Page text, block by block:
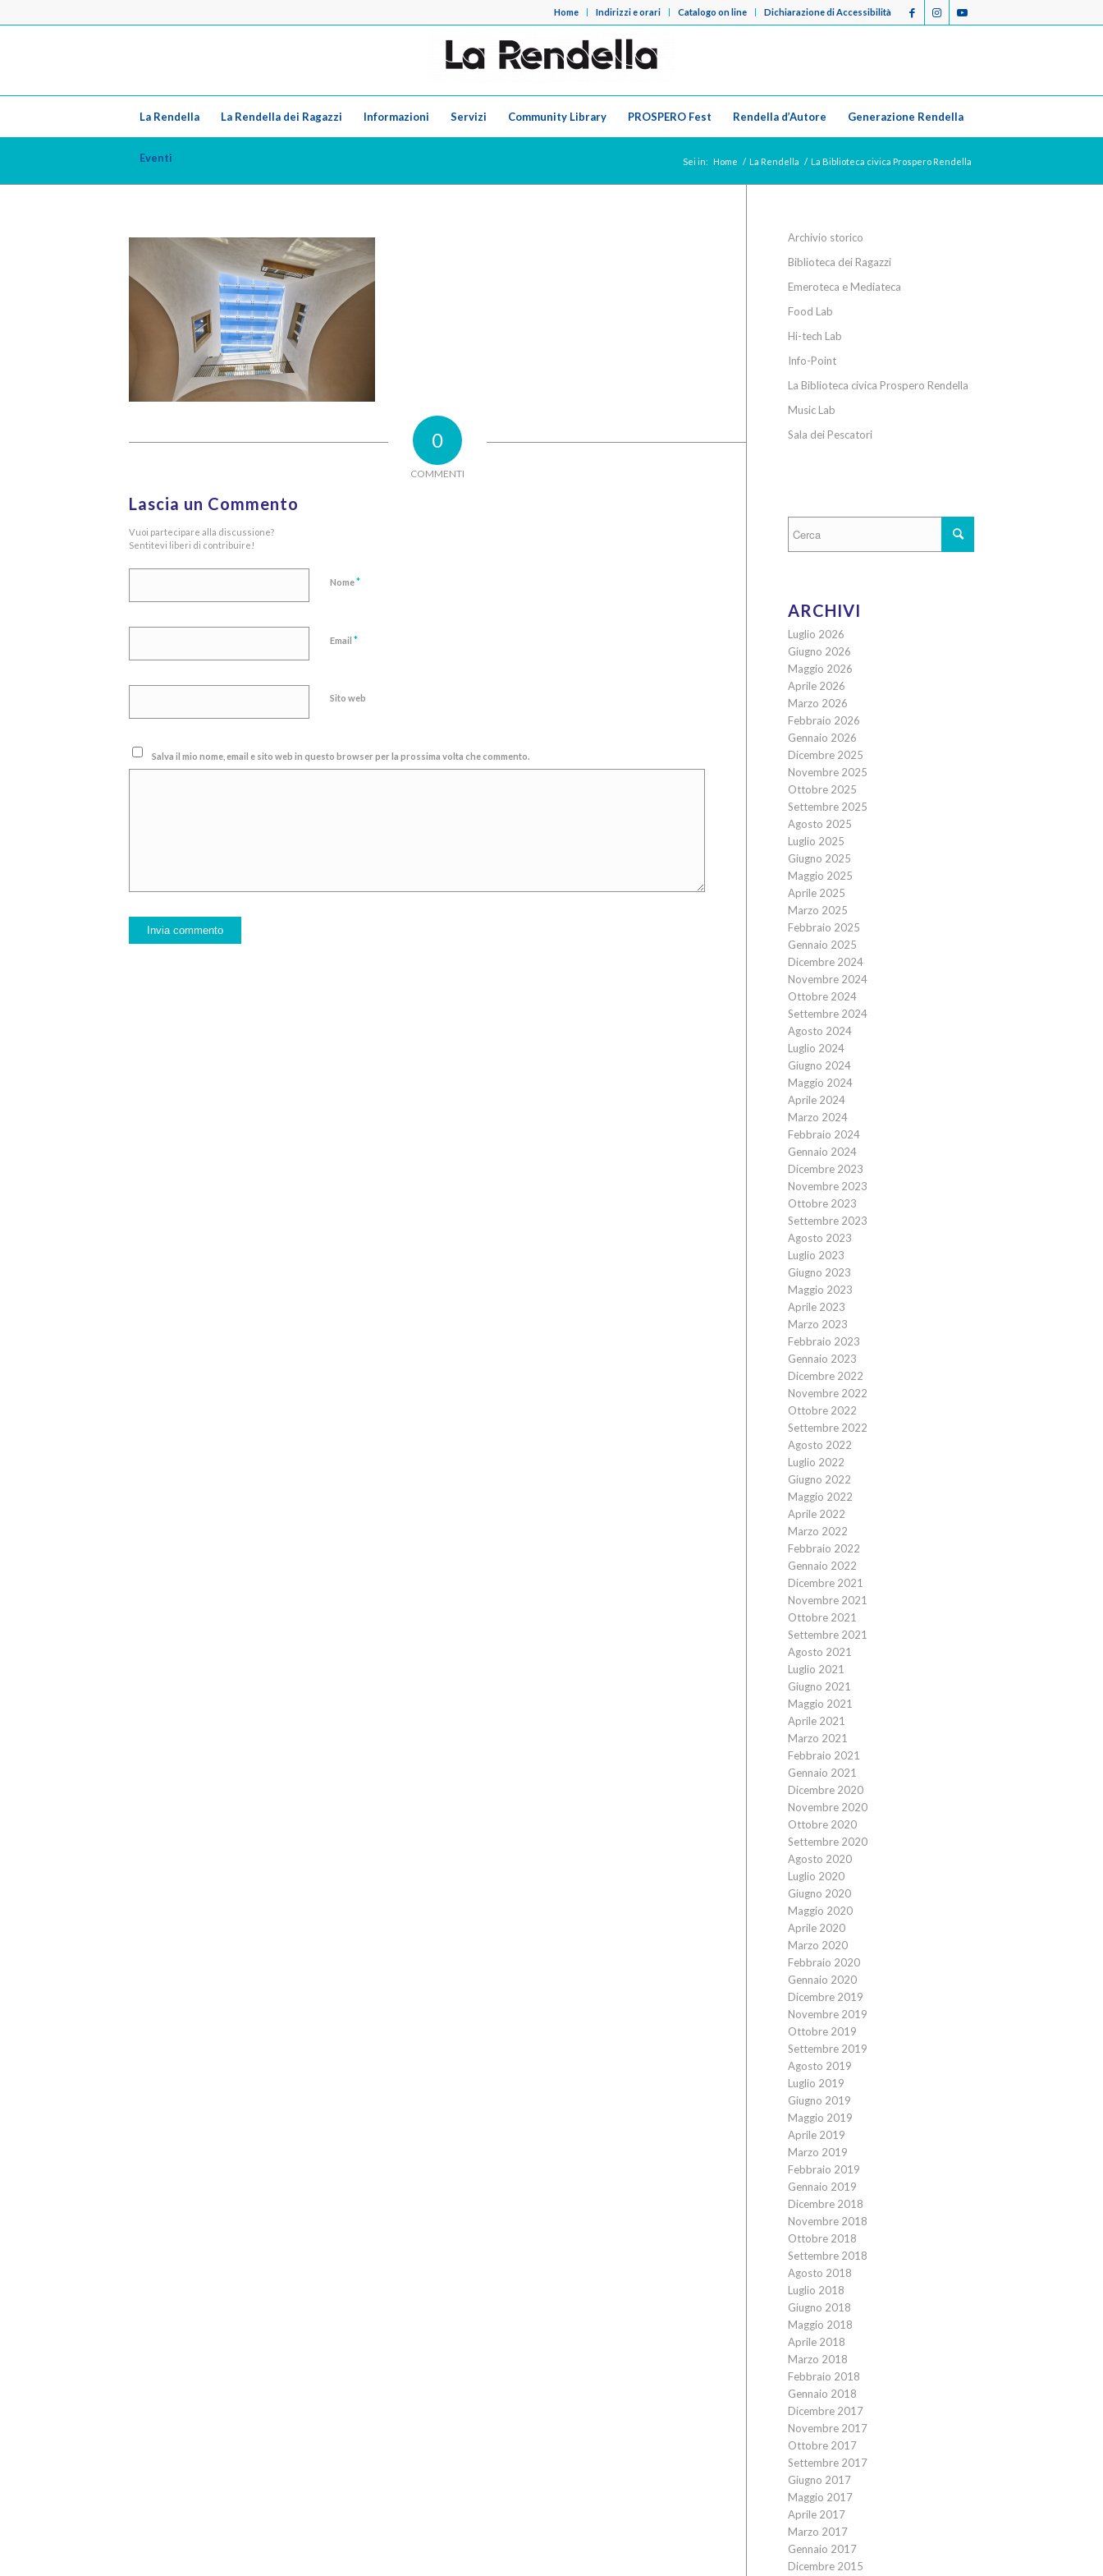
Home Indirizzi e orari Catalogo on line Dichiarazione di Accessibilità
La Rendella La Rendella dei Ragazzi Informazioni Servizi Community Library PROSPERO Fest Rendella d’Autore Generazione Rendella
Eventi Sei in: Home / La Rendella / La Biblioteca civica Prospero Rendella
0
COMMENTI
Lascia un Commento
Vuoi partecipare alla discussione?
Sentitevi liberi di contribuire!
Nome*
Email *
Sito web
Salva il mio nome, email e sito web in questo browser per la prossima volta che commento.
Archivio storico
Biblioteca dei Ragazzi
Emeroteca e Mediateca
Food Lab
Hi-tech Lab
Info-Point
La Biblioteca civica Prospero Rendella
Music Lab
Sala dei Pescatori
ARCHIVI
Luglio 2026
Giugno 2026
Maggio 2026
Aprile 2026
Marzo 2026
Febbraio 2026
Gennaio 2026
Dicembre 2025
Novembre 2025
Ottobre 2025
Settembre 2025
Agosto 2025
Luglio 2025
Giugno 2025
Maggio 2025
Aprile 2025
Marzo 2025
Febbraio 2025
Gennaio 2025
Dicembre 2024
Novembre 2024
Ottobre 2024
Settembre 2024
Agosto 2024
Luglio 2024
Giugno 2024
Maggio 2024
Aprile 2024
Marzo 2024
Febbraio 2024
Gennaio 2024
Dicembre 2023
Novembre 2023
Ottobre 2023
Settembre 2023
Agosto 2023
Luglio 2023
Giugno 2023
Maggio 2023
Aprile 2023
Marzo 2023
Febbraio 2023
Gennaio 2023
Dicembre 2022
Novembre 2022
Ottobre 2022
Settembre 2022
Agosto 2022
Luglio 2022
Giugno 2022
Maggio 2022
Aprile 2022
Marzo 2022
Febbraio 2022
Gennaio 2022
Dicembre 2021
Novembre 2021
Ottobre 2021
Settembre 2021
Agosto 2021
Luglio 2021
Giugno 2021
Maggio 2021
Aprile 2021
Marzo 2021
Febbraio 2021
Gennaio 2021
Dicembre 2020
Novembre 2020
Ottobre 2020
Settembre 2020
Agosto 2020
Luglio 2020
Giugno 2020
Maggio 2020
Aprile 2020
Marzo 2020
Febbraio 2020
Gennaio 2020
Dicembre 2019
Novembre 2019
Ottobre 2019
Settembre 2019
Agosto 2019
Luglio 2019
Giugno 2019
Maggio 2019
Aprile 2019
Marzo 2019
Febbraio 2019
Gennaio 2019
Dicembre 2018
Novembre 2018
Ottobre 2018
Settembre 2018
Agosto 2018
Luglio 2018
Giugno 2018
Maggio 2018
Aprile 2018
Marzo 2018
Febbraio 2018
Gennaio 2018
Dicembre 2017
Novembre 2017
Ottobre 2017
Settembre 2017
Giugno 2017
Maggio 2017
Aprile 2017
Marzo 2017
Gennaio 2017
Dicembre 2015